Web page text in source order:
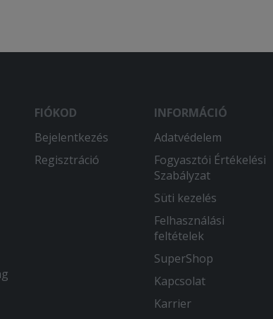
FIÓKOD
Bejelentkezés
Regisztráció
INFORMÁCIÓ
Adatvédelem
Fogyasztói Értékelési
Szabályzat
Süti kezelés
Felhasználási
feltételek
SuperShop
Kapcsolat
Karrier